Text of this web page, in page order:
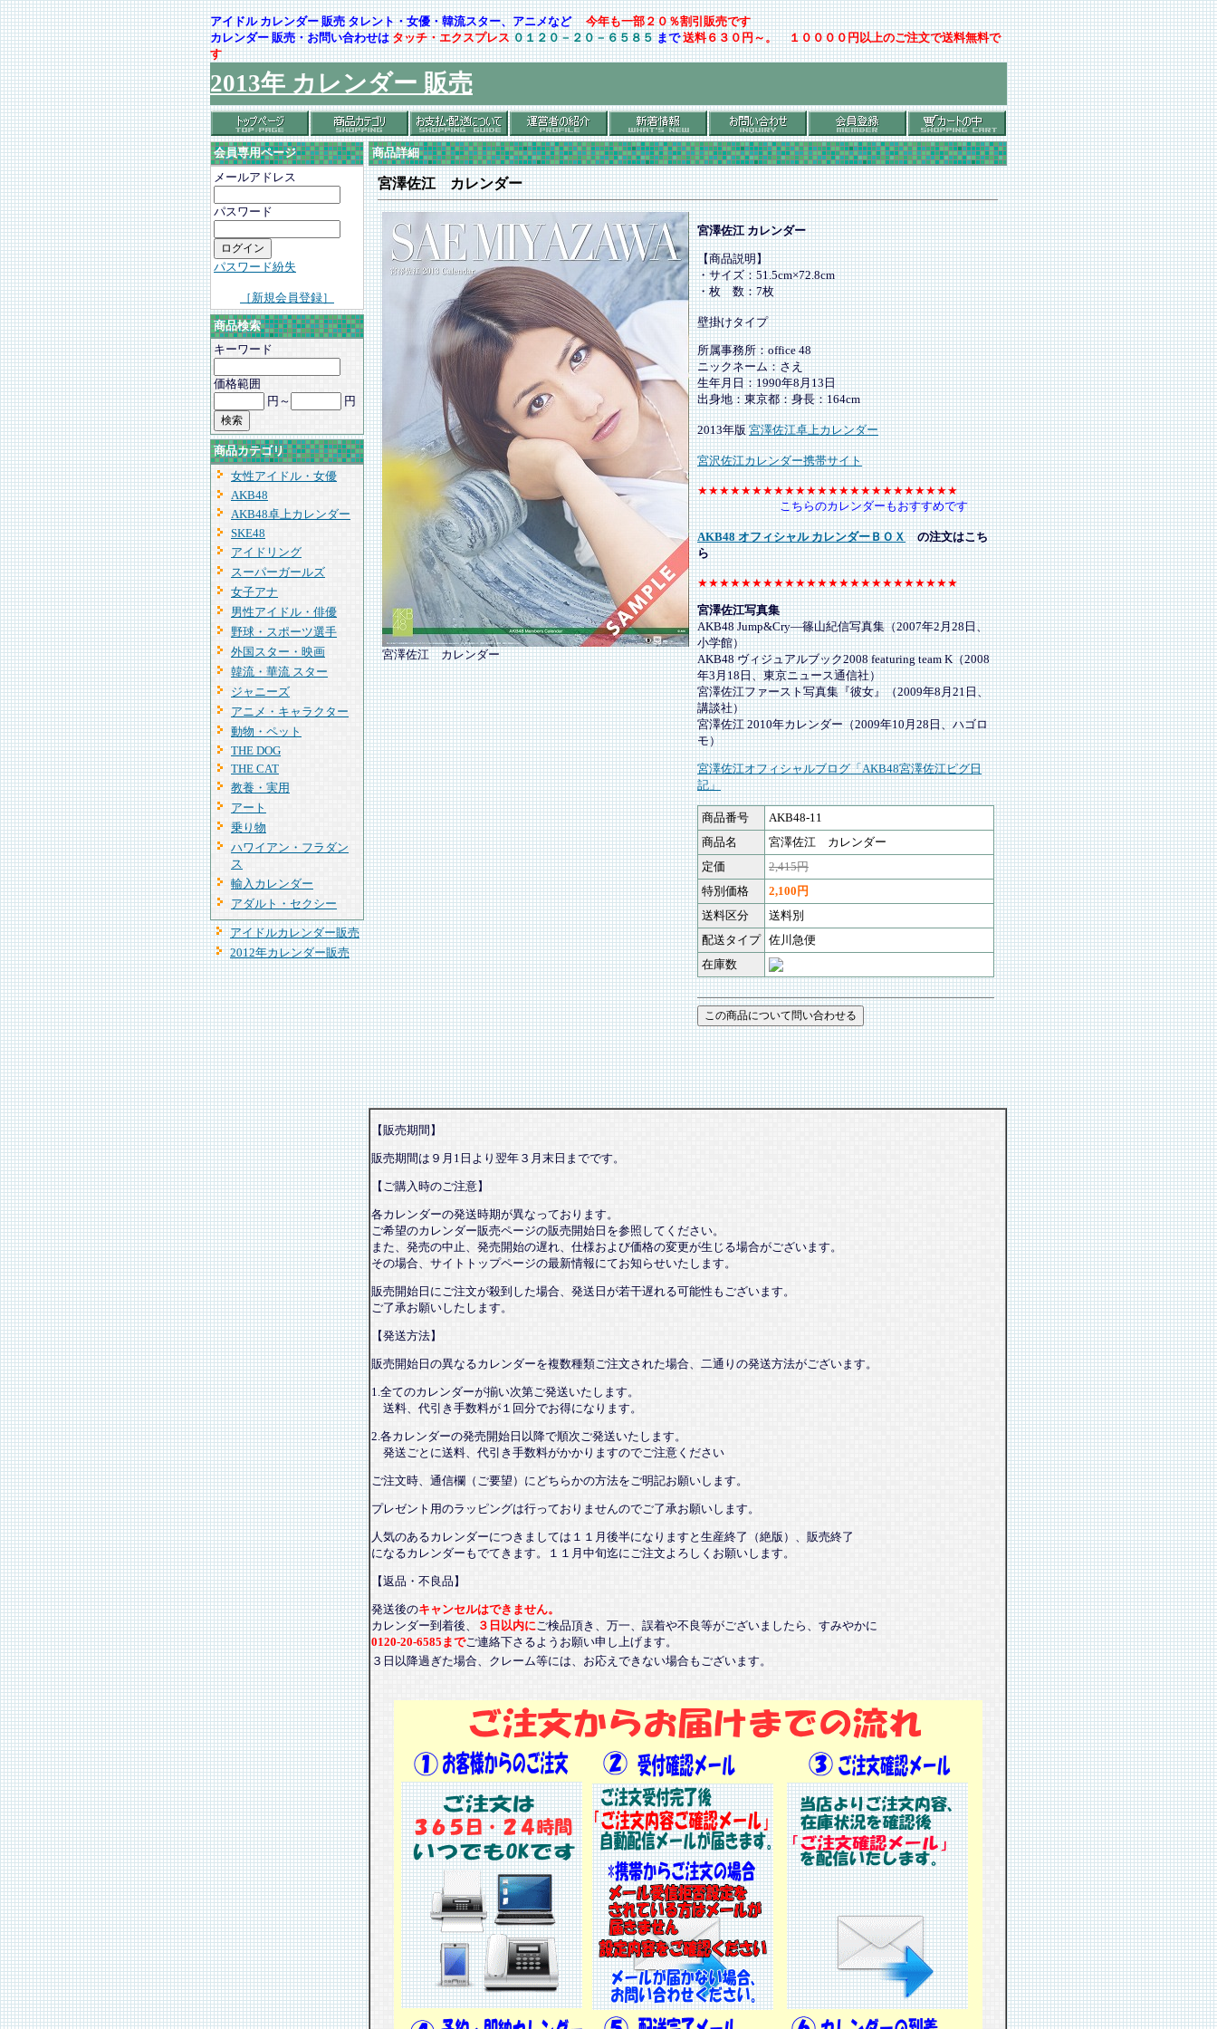
アイドル カレンダー 販売 タレント・女優・韓流スター、アニメなど今年も一部２０％割引販売です
カレンダー 販売・お問い合わせはタッチ・エクスプレス ０１２０－２０－６５８５ まで送料６３０円～。 １００００円以上のご注文で送料無料で
す
2013年 カレンダー 販売
会員専用ページ
メールアドレス
パスワード
パスワード紛失
［新規会員登録］
商品検索
キーワード
価格範囲
円～
円
商品カテゴリ
女性アイドル・女優
AKB48
AKB48卓上カレンダー
SKE48
アイドリング
スーパーガールズ
女子アナ
男性アイドル・俳優
野球・スポーツ選手
外国スター・映画
韓流・華流 スター
ジャニーズ
アニメ・キャラクター
動物・ペット
THE DOG
THE CAT
教養・実用
アート
乗り物
ハワイアン・フラダン
ス
輸入カレンダー
アダルト・セクシー
アイドルカレンダー販売
2012年カレンダー販売
商品詳細
宮澤佐江 カレンダー
宮澤佐江 カレンダー
宮澤佐江 カレンダー
【商品説明】
・サイズ：51.5cm×72.8cm
・枚 数：7枚
壁掛けタイプ
所属事務所：office 48
ニックネーム：さえ
生年月日：1990年8月13日
出身地：東京都：身長：164cm
2013年版宮澤佐江卓上カレンダー
宮沢佐江カレンダー携帯サイト
★★★★★★★★★★★★★★★★★★★★★★★★
こちらのカレンダーもおすすめです
AKB48 オフィシャル カレンダーＢＯＸの注文はこち
ら
★★★★★★★★★★★★★★★★★★★★★★★★
宮澤佐江写真集
AKB48 Jump&Cry―篠山紀信写真集（2007年2月28日、
小学館）
AKB48 ヴィジュアルブック2008 featuring team K（2008
年3月18日、東京ニュース通信社）
宮澤佐江ファースト写真集『彼女』（2009年8月21日、
講談社）
宮澤佐江 2010年カレンダー（2009年10月28日、ハゴロ
モ）
宮澤佐江オフィシャルブログ「AKB48宮澤佐江ピグ日
記」
商品番号
AKB48-11
商品名
宮澤佐江 カレンダー
定価
2,415円
特別価格
2,100円
送料区分
送料別
配送タイプ 佐川急便
在庫数
【販売期間】
販売期間は９月1日より翌年３月末日までです。
【ご購入時のご注意】
各カレンダーの発送時期が異なっております。
ご希望のカレンダー販売ページの販売開始日を参照してください。
また、発売の中止、発売開始の遅れ、仕様および価格の変更が生じる場合がございます。
その場合、サイトトップページの最新情報にてお知らせいたします。
販売開始日にご注文が殺到した場合、発送日が若干遅れる可能性もございます。
ご了承お願いしたします。
【発送方法】
販売開始日の異なるカレンダーを複数種類ご注文された場合、二通りの発送方法がございます。
1.全てのカレンダーが揃い次第ご発送いたします。
送料、代引き手数料が１回分でお得になります。
2.各カレンダーの発売開始日以降で順次ご発送いたします。
発送ごとに送料、代引き手数料がかかりますのでご注意ください
ご注文時、通信欄（ご要望）にどちらかの方法をご明記お願いします。
プレゼント用のラッピングは行っておりませんのでご了承お願いします。
人気のあるカレンダーにつきましては１１月後半になりますと生産終了（絶版）、販売終了
になるカレンダーもでてきます。１１月中旬迄にご注文よろしくお願いします。
【返品・不良品】
発送後のキャンセルはできません。
カレンダー到着後、
３日以内に ご検品頂き、万一、誤着や不良等がございましたら、すみやかに
0120-20-6585までご連絡下さるようお願い申し上げます。
３日以降過ぎた場合、クレーム等には、お応えできない場合もございます。